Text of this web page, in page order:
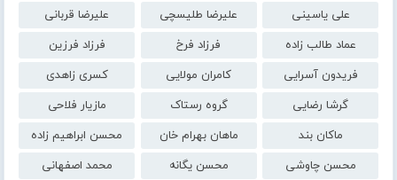
علی یاسینی
علیرضا طلیسچی
علیرضا قربانی
عماد طالب زاده
فرزاد فرخ
فرزاد فرزین
فریدون آسرایی
کامران مولایی
کسری زاهدی
گرشا رضایی
گروه رستاک
مازیار فلاحی
ماکان بند
ماهان بهرام خان
محسن ابراهیم زاده
محسن چاوشی
محسن یگانه
محمد اصفهانی